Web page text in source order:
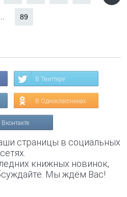
89
В Твиттере
В Одноклассниках
страницы в социальных
сетях.
книжных новинок,
Мы ждём Вас!